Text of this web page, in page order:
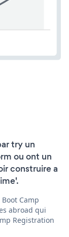
try un
ou ont un
construire a
Camp
abroad qui
Registration